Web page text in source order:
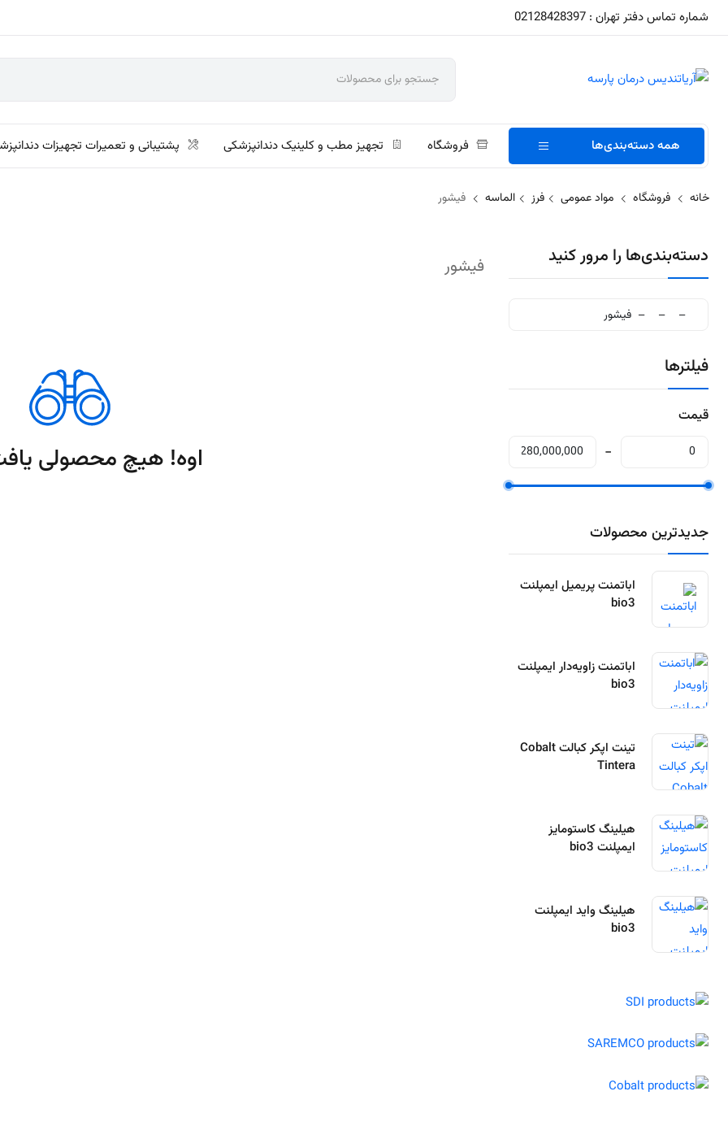
شماره تماس دفتر تهران : 02128428397
همه دسته‌بندی‌ها فروشگاه تجهیز مطب و کلینیک دندانپزشکی پشتیبانی و تعمیرات تجهیزات
خانه فروشگاه مواد عمومی فرز الماسه فیشور
دسته‌بندی‌ها را مرور کنید
فیلترها
قیمت
جدیدترین محصولات
اباتمنت پریمیل ایمپلنت
bio3
اباتمنت زاویه‌دار ایمپلنت
bio3
تینت اپکر کبالت Cobalt
Tintera
هیلینگ کاستومایز
ایمپلنت bio3
هیلینگ واید ایمپلنت
bio3
فیشور
اوه! هیچ محصولی